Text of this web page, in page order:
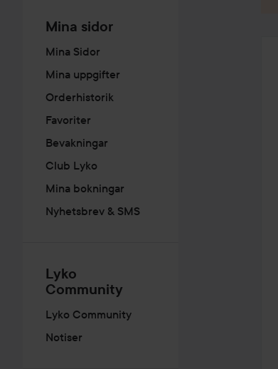
Mina sidor
Mina Sidor
Mina uppgifter
Orderhistorik
Favoriter
Bevakningar
Club Lyko
Mina bokningar
Nyhetsbrev & SMS
Lyko
Community
Lyko Community
Notiser